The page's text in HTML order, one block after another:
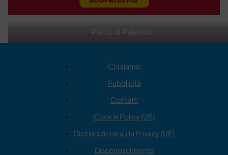
Porto di Palermo
Chi siamo
Pubblicità
Contatti
Cookie Policy (UE)
Dichiarazione sulla Privacy (UE)
Disconoscimento